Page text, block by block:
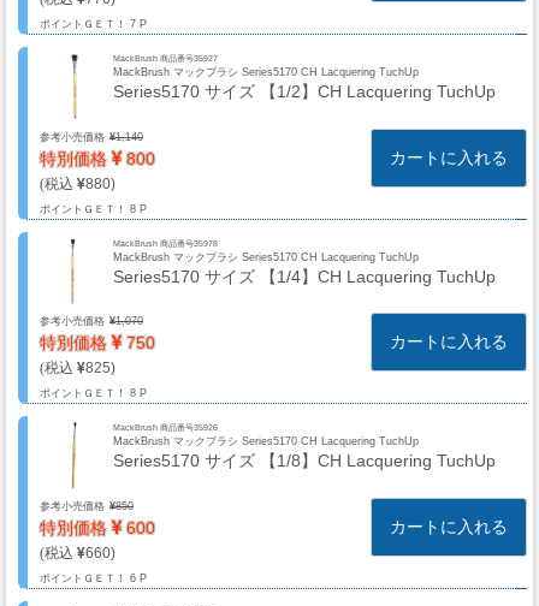
ゴ
ー
リ
ー
フ・
カ
ム
系
材
料
マ
ッ
ク
ブ
ポイントＧＥＴ！ 7 P
MackBrush 商品番号35927
MackBrush マックブラシ Series5170 CH Lacquering TuchUp
Series5170 サイズ 【1/2】CH Lacquering TuchUp
参考小売価格 1,140
特別価格 800
880
ポイントＧＥＴ！ 8 P
カートに入れる
MackBrush 商品番号35978
MackBrush マックブラシ Series5170 CH Lacquering TuchUp
Series5170 サイズ 【1/4】CH Lacquering TuchUp
参考小売価格 1,070
特別価格 750
825
ポイントＧＥＴ！ 8 P
カートに入れる
MackBrush 商品番号35926
MackBrush マックブラシ Series5170 CH Lacquering TuchUp
Series5170 サイズ 【1/8】CH Lacquering TuchUp
参考小売価格 850
特別価格 600
660
ポイントＧＥＴ！ 6 P
カートに入れる